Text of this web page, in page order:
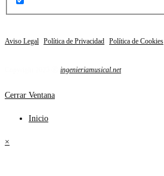
Aviso Legal Política de Privacidad Política de Cookies
ingenieriamusical.net
Cerrar Ventana
Inicio
×